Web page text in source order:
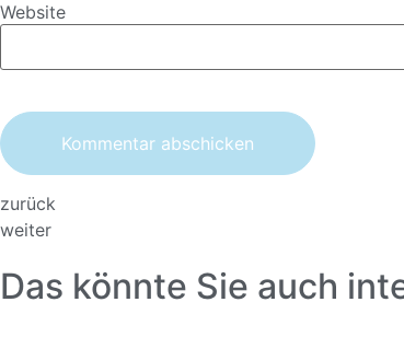
Website
zurück
weiter
Das könnte Sie auch